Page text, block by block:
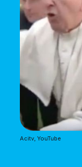
Acitv, YouTube